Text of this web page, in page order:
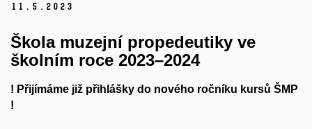
11. 5. 2023
Škola muzejní propedeutiky ve
školním roce 2023–2024
! Přijímáme již přihlášky do nového ročníku kursů ŠMP
!